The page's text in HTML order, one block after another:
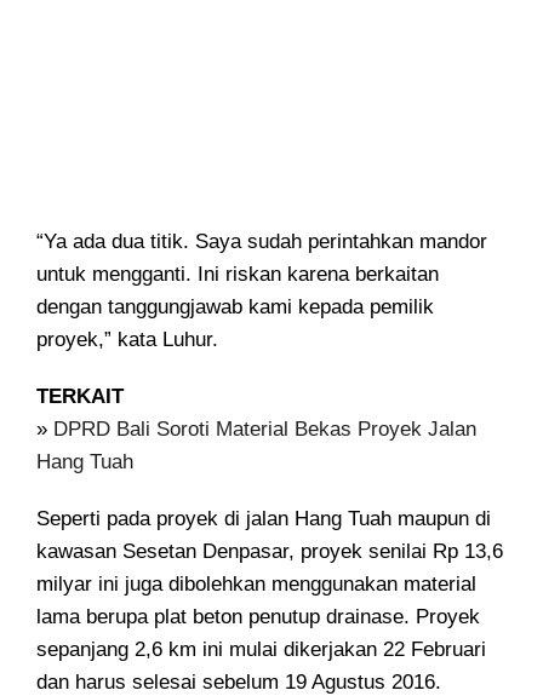
“Ya ada dua titik. Saya sudah perintahkan mandor
untuk mengganti. Ini riskan karena berkaitan
dengan tanggungjawab kami kepada pemilik
proyek,” kata Luhur.
TERKAIT
» DPRD Bali Soroti Material Bekas Proyek Jalan
Hang Tuah
Seperti pada proyek di jalan Hang Tuah maupun di
kawasan Sesetan Denpasar, proyek senilai Rp 13,6
milyar ini juga dibolehkan menggunakan material
lama berupa plat beton penutup drainase. Proyek
sepanjang 2,6 km ini mulai dikerjakan 22 Februari
dan harus selesai sebelum 19 Agustus 2016.